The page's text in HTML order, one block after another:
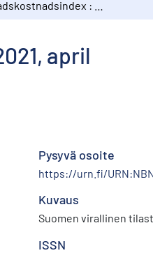
april
Pysyvä osoite
https://urn.fi/
Kuvaus
Suomen virallinen
ISSN